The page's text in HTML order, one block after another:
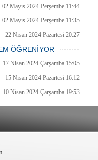
02 Mayıs 2024 Perşembe 11:44
02 Mayıs 2024 Perşembe 11:35
22 Nisan 2024 Pazartesi 20:27
ÖĞRENİYOR
20 Nisan 2024 Cumartesi 15:26
17 Nisan 2024 Çarşamba 15:05
15 Nisan 2024 Pazartesi 16:12
10 Nisan 2024 Çarşamba 19:53